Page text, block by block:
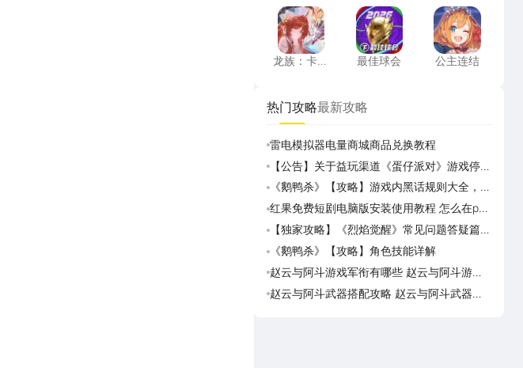
龙族：卡塞尔之门
龙族：卡塞
最佳球会
最佳球会
公主连结
公主连结
热门攻略最新攻略
雷电模拟器电量商城商品兑换教程
【公告】关于益玩渠道《蛋仔派对》游戏停运
转移通知
《鹅鸭杀》【攻略】游戏内黑话规则大全，萌
新速看
红果免费短剧电脑版安装使用教程 怎么在pc
端看红果免费短剧
【独家攻略】《烈焰觉醒》常见问题答疑篇第
一期
《鹅鸭杀》【攻略】角色技能详解
赵云与阿斗游戏军衔有哪些 赵云与阿斗游戏
军衔对比
赵云与阿斗武器搭配攻略 赵云与阿斗武器怎